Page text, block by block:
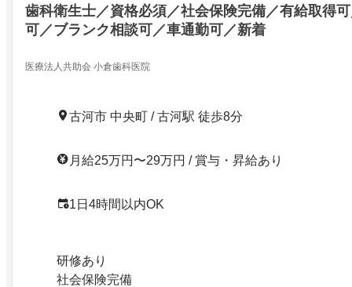
歯科衛生士／資格必須／社会保険完備／有給取得
可／ブランク相談可／車通勤可／新着
医療法人共助会 小倉歯科医院
古河市 中央町 / 古河駅 徒歩8分
月給25万円〜29万円 / 賞与・昇給あり
1日4時間以内OK
研修あり
社会保険完備